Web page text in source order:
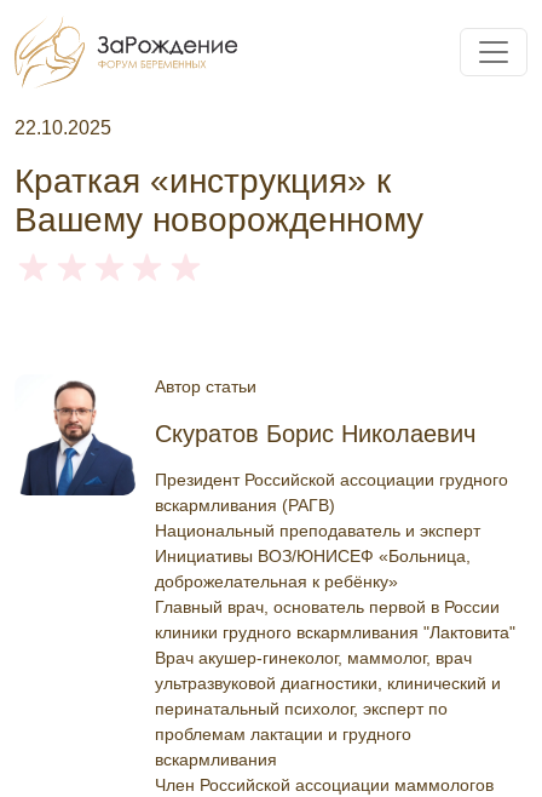
22.10.2025
Краткая «инструкция» к
Вашему новорожденному
Автор статьи
Скуратов Борис Николаевич
Президент Российской ассоциации грудного
вскармливания (РАГВ)
Национальный преподаватель и эксперт
Инициативы ВОЗ/ЮНИСЕФ «Больница,
доброжелательная к ребёнку»
Главный врач, основатель первой в России
клиники грудного вскармливания "Лактовита"
Врач акушер-гинеколог, маммолог, врач
ультразвуковой диагностики, клинический и
перинатальный психолог, эксперт по
проблемам лактации и грудного
вскармливания
Член Российской ассоциации маммологов